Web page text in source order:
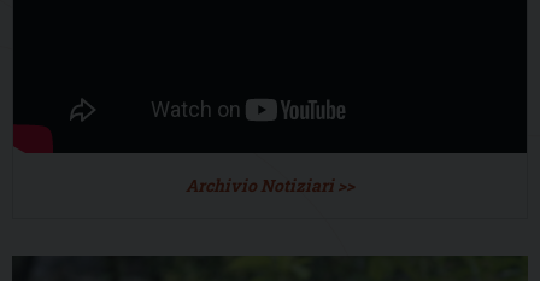
Archivio Notiziari >>